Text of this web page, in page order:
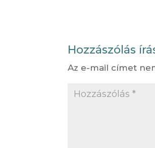
Hozzászólás
Az e-mail címet